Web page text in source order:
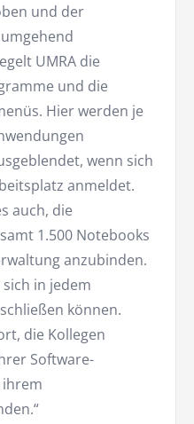
und der
UMRA die
und die
Hier werden je
wenn sich
anmeldet.
auch, die
1.500 Notebooks
anzubinden.
in jedem
können.
die Kollegen
Software-